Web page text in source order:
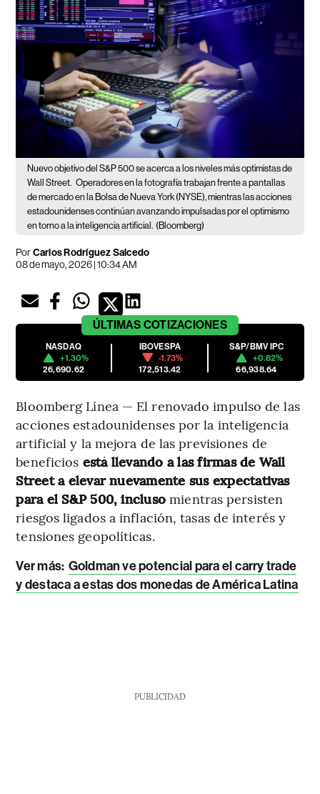
Nuevo objetivo del S&P 500 se acerca a los niveles más optimistas de
Wall Street. Operadores en la fotografía trabajan frente a pantallas
de mercado en la Bolsa de Nueva York (NYSE), mientras las acciones
estadounidenses continúan avanzando impulsadas por el optimismo
en torno a la inteligencia artificial. (Bloomberg)
PorCarlos Rodríguez Salcedo
08 de mayo, 2026 | 10:34 AM
ÚLTIMAS COTIZACIONES
NASDAQ
+1.30%
26,690.62
IBOVESPA
-1.73%
172,513.42
S&P/BMV IPC
+0.82%
66,938.64
Bloomberg Línea — El renovado impulso de las
acciones estadounidenses por la inteligencia
artificial y la mejora de las previsiones de
beneficios está llevando a las firmas de Wall
Street a elevar nuevamente sus expectativas
para el S&P 500, incluso mientras persisten
riesgos ligados a inflación, tasas de interés y
tensiones geopolíticas.
Ver más: Goldman ve potencial para el carry trade
y destaca a estas dos monedas de América Latina
PUBLICIDAD